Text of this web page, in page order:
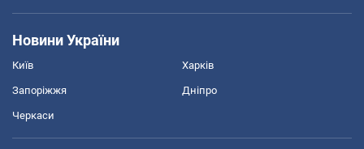
Новини України
Київ Харків
Запоріжжя Дніпро
Черкаси